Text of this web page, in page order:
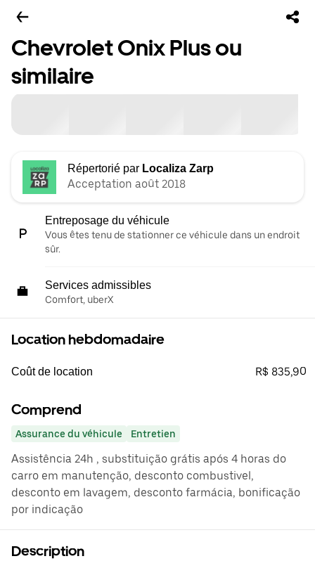
Chevrolet Onix Plus ou
similaire
Répertorié par Localiza Zarp
Acceptation août 2018
Entreposage du véhicule
Vous êtes tenu de stationner ce véhicule dans un endroit
sûr.
Services admissibles
Comfort, uberX
Location hebdomadaire
Coût de location R$ 835,90
Comprend
Assurance du véhicule Entretien
Assistência 24h , substituição grátis após 4 horas do
carro em manutenção, desconto combustivel,
desconto em lavagem, desconto farmácia, bonificação
por indicação
Description